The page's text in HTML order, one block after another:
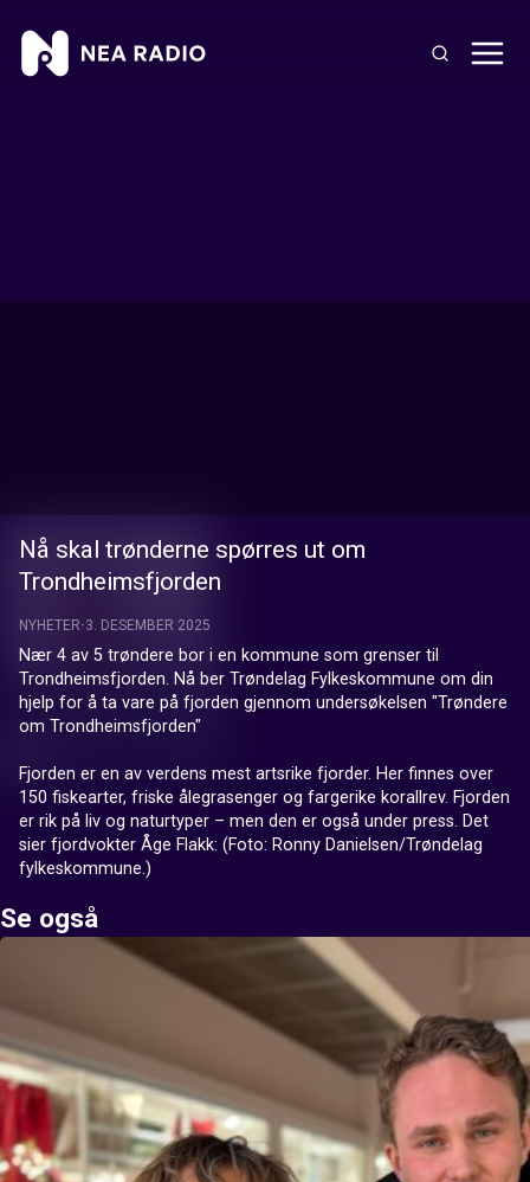
Nå skal trønderne spørres ut om
Trondheimsfjorden
NYHETER 3. DESEMBER 2025
Nær 4 av 5 trøndere bor i en kommune som grenser til
Trondheimsfjorden. Nå ber Trøndelag Fylkeskommune om din
hjelp for å ta vare på fjorden gjennom undersøkelsen "Trøndere
om Trondheimsfjorden"
Fjorden er en av verdens mest artsrike fjorder. Her finnes over
150 fiskearter, friske ålegrasenger og fargerike korallrev. Fjorden
er rik på liv og naturtyper – men den er også under press. Det
sier fjordvokter Åge Flakk: (Foto: Ronny Danielsen/Trøndelag
fylkeskommune.)
Se også